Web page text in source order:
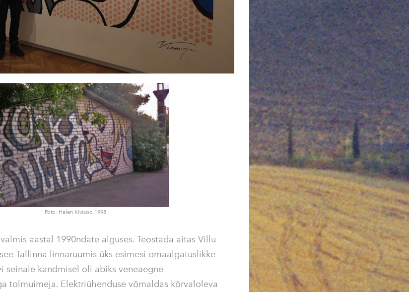
Foto: Helen Kivisoo 1998
aastal 1990ndate alguses. Teostada aitas Villu
Tallinna linnaruumis üks esimesi omaalgatuslikke
seinale kandmisel oli abiks veneaegne
tolmuimeja. Elektriühenduse võmaldas kõrvaloleva